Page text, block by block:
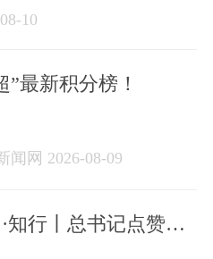
10
”最新积分榜！
闻网 2026-08-09
知行丨总书记点赞的